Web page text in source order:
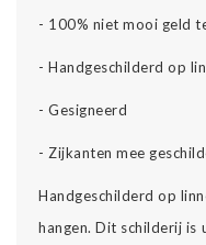
- 100% niet mooi geld
- Handgeschilderd op
- Gesigneerd
- Zijkanten mee
Handgeschilderd op
hangen. Dit schilderij is